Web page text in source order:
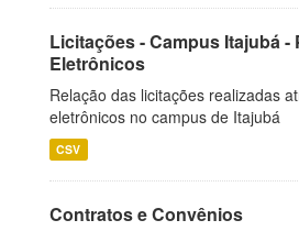
Licitações - Campus Itajubá -
Eletrônicos
Relação das licitações realizadas
eletrônicos no campus de Itajubá
CSV
Contratos e Convênios